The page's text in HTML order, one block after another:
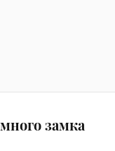
замка